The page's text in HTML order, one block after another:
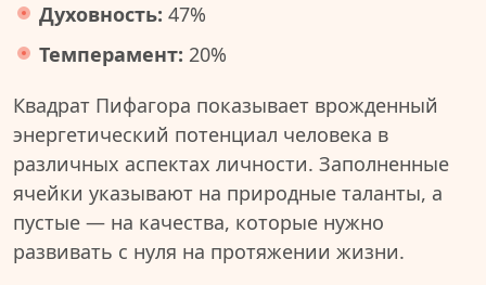
Духовность: 47%
Темперамент: 20%
Квадрат Пифагора показывает врожденный
энергетический потенциал человека в
различных аспектах личности. Заполненные
ячейки указывают на природные таланты, а
пустые — на качества, которые нужно
развивать с нуля на протяжении жизни.